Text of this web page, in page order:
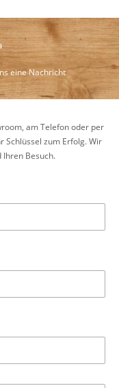
eine Nachricht
am Telefon oder per
Schlüssel zum Erfolg. Wir
Besuch.